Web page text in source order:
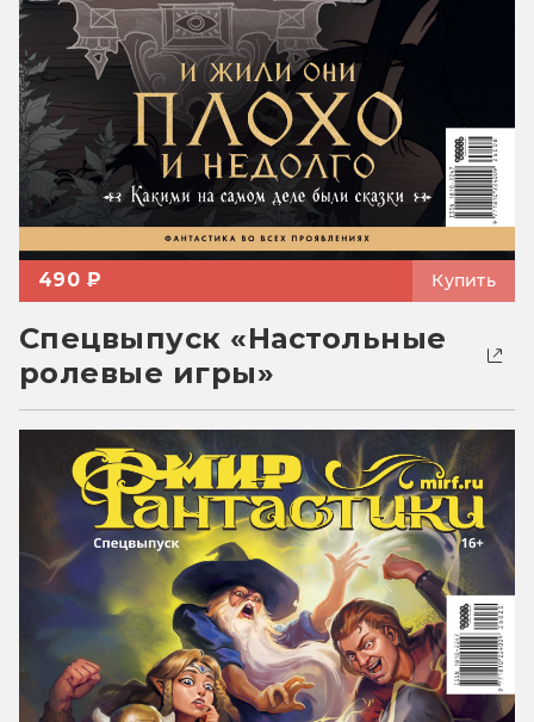
490 ₽ Купить
Спецвыпуск «Настольные
ролевые игры»